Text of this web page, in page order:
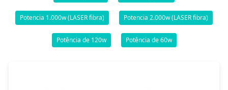
Potencia 1.000w (LASER fibra) Potencia 2.000w (LASER fibra)
Potência de 120w Potência de 60w